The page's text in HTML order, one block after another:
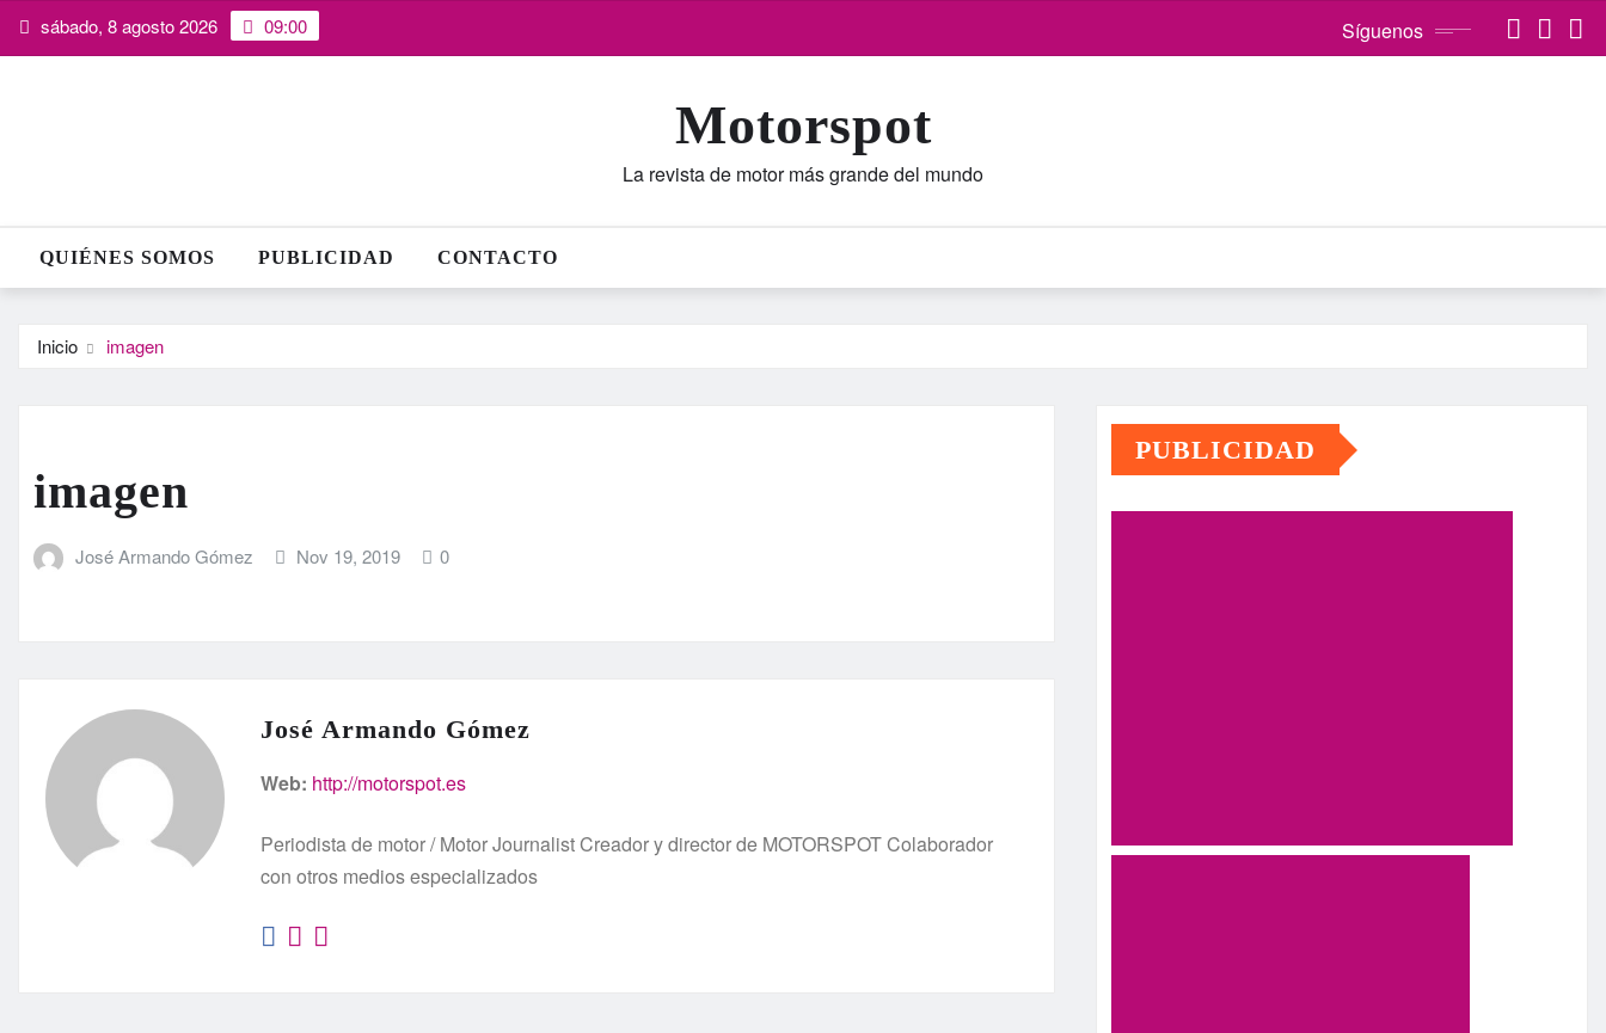
Saltar sábado, 8 agosto 2026 09:00 Síguenos
Motorspot
La revista de motor más grande del mundo
QUIÉNES SOMOS PUBLICIDAD CONTACTO
Inicio imagen
imagen
José Armando Gómez Nov 19, 2019 0
José Armando Gómez
Web: http://motorspot.es
Periodista de motor / Motor Journalist Creador y director de MOTORSPOT Colaborador
con otros medios especializados
PUBLICIDAD